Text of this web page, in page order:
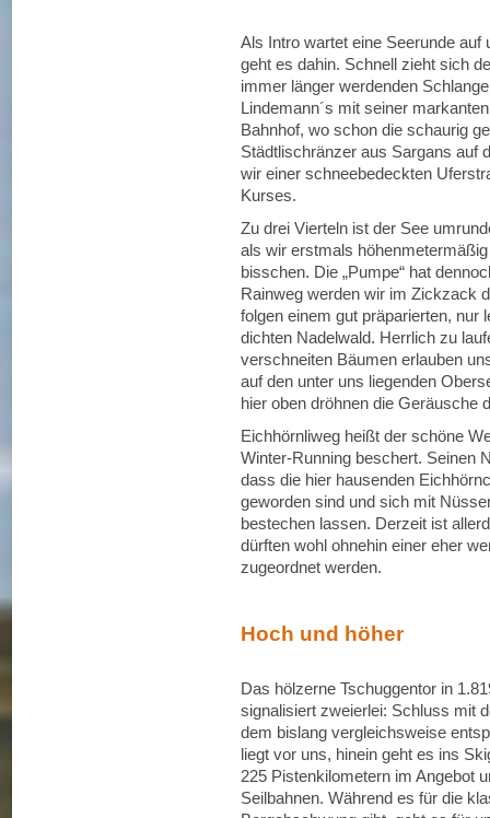
Als Intro wartet eine Seerunde
geht es dahin. Schnell zieht sich
immer länger werdenden
Lindemann´s mit seiner
Bahnhof, wo schon die schaurig
Städtlischränzer aus Sargans auf
wir einer schneebedeckten
Kurses.
Zu drei Vierteln ist der See
als wir erstmals
bisschen. Die „Pumpe“ hat
Rainweg werden wir im Zickzack
folgen einem gut präparierten, nur
dichten Nadelwald. Herrlich zu
verschneiten Bäumen erlauben
auf den unter uns liegenden
hier oben dröhnen die Geräusche
Eichhörnliweg heißt der schöne
Winter-Running beschert. Seinen
dass die hier hausenden
geworden sind und sich mit
bestechen lassen. Derzeit ist
dürften wohl ohnehin einer eher
zugeordnet werden.
Hoch und höher
Das hölzerne Tschuggentor in
signalisiert zweierlei: Schluss mit
dem bislang vergleichsweise
liegt vor uns, hinein geht es ins
225 Pistenkilometern im Angebot
Seilbahnen. Während es für die